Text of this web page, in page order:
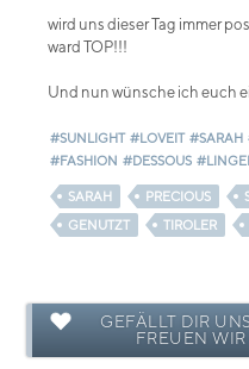
wird uns dieser Tag immer
ward TOP!!!
Und nun wünsche ich euch
#SUNLIGHT #LOVEIT #SARAH
#FASHION #DESSOUS
SARAH PRECIOUS
GENUTZT
TIROLER
GEFÄLLT DIR
FREUEN